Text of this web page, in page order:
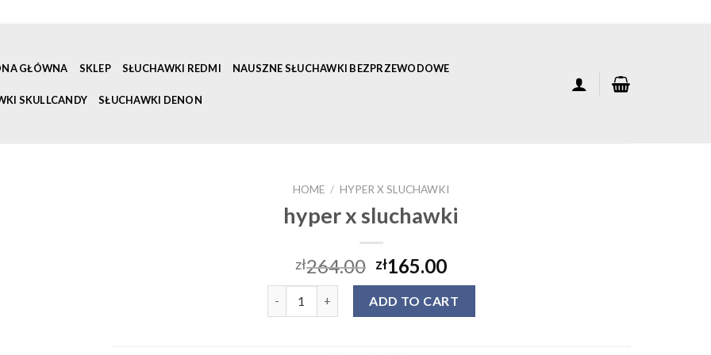
GŁÓWNA SKLEP SŁUCHAWKI REDMI NAUSZNE SŁUCHAWKI BEZPRZEWODOWE
SKULLCANDY SŁUCHAWKI DENON
HOME / HYPER X SLUCHAWKI
hyper x sluchawki
zł264.00 zł165.00
ADD TO CART